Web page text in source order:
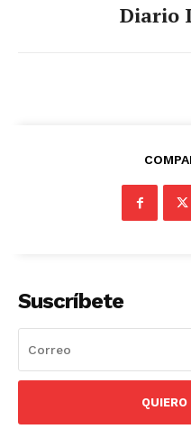
Diario
Suscríbete